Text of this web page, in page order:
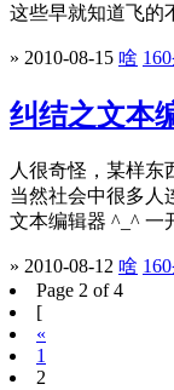
这些早就知道飞
» 2010-08-15 啥
纠结之文本
人很奇怪，某样
当然社会中很多
文本编辑器 ^_^
» 2010-08-12 啥
Page 2 of 4
[
«
1
2